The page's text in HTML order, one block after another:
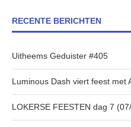
RECENTE BERICHTEN
Uitheems Geduister #405
Luminous Dash viert feest met
LOKERSE FEESTEN dag 7